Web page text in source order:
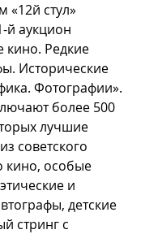
«12й стул»
й аукцион
Редкие
Исторические
Фотографии».
более 500
лучшие
советского
кино, особые
и
детские
стринг с